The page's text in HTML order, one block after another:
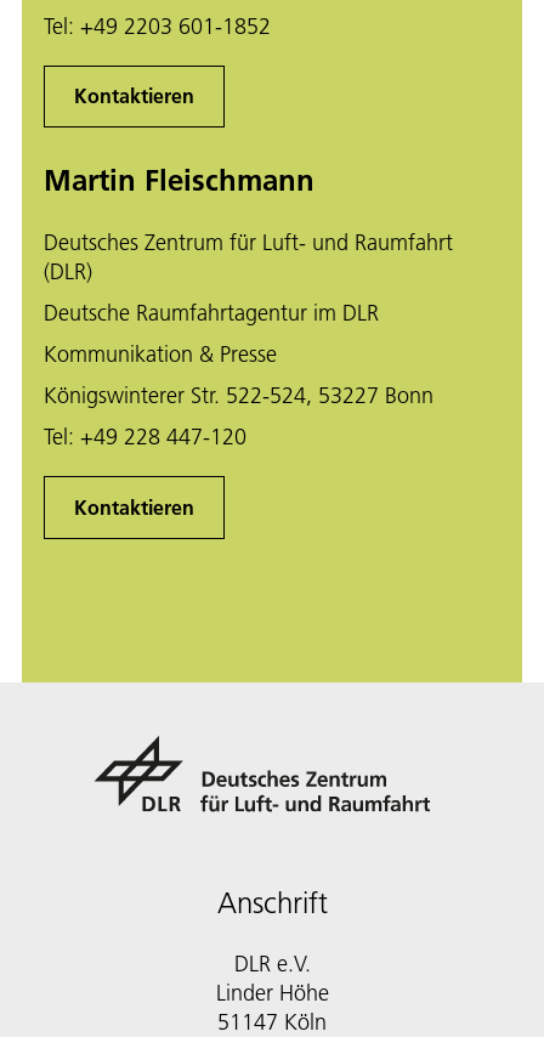
Tel: +49 2203 601-1852
Kontaktieren
Martin Fleischmann
Deutsches Zentrum für Luft- und Raumfahrt
(DLR)
Deutsche Raumfahrtagentur im DLR
Kommunikation & Presse
Königswinterer Str. 522-524, 53227 Bonn
Tel: +49 228 447-120
Kontaktieren
Anschrift
DLR e.V.
Linder Höhe
51147 Köln